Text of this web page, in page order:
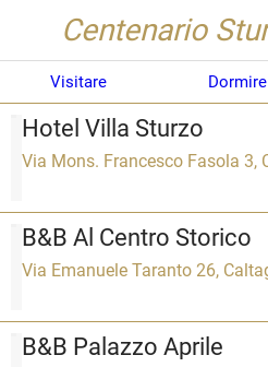
Centenario
Visitare Dormire
Hotel Villa Sturzo
Via Mons. Francesco Fasola 3,
B&B Al Centro Storico
Via Emanuele Taranto 26,
B&B Palazzo Aprile